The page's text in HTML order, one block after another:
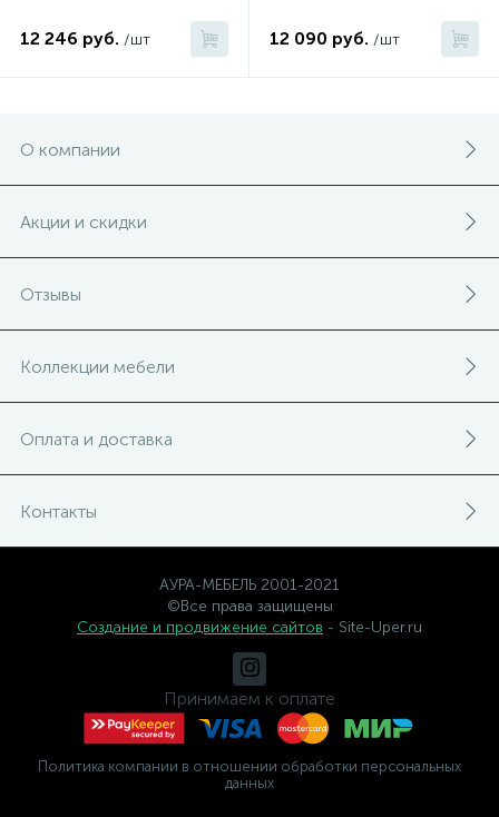
12 246 руб. /шт 12 090 руб. /шт
О компании
Акции и скидки
Отзывы
Коллекции мебели
Оплата и доставка
Контакты
АУРА-МЕБЕЛЬ 2001-2021
©Все права защищены
Создание и продвижение сайтов - Site-Uper.ru
Принимаем к оплате
Политика компании в отношении обработки персональных
данных